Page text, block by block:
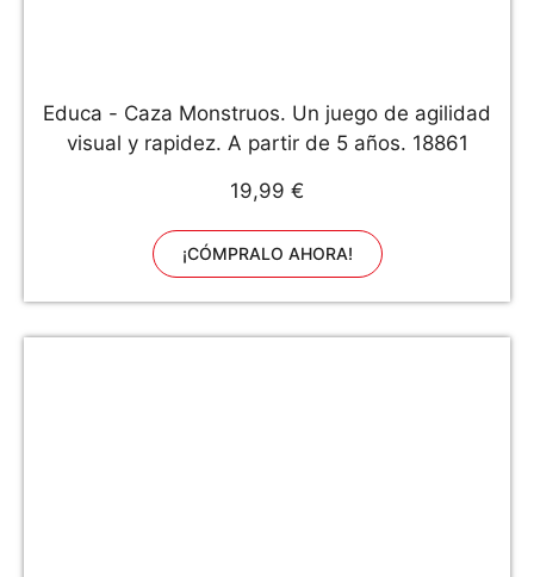
Educa - Caza Monstruos. Un juego de agilidad
visual y rapidez. A partir de 5 años. 18861
19,99 €
¡CÓMPRALO AHORA!